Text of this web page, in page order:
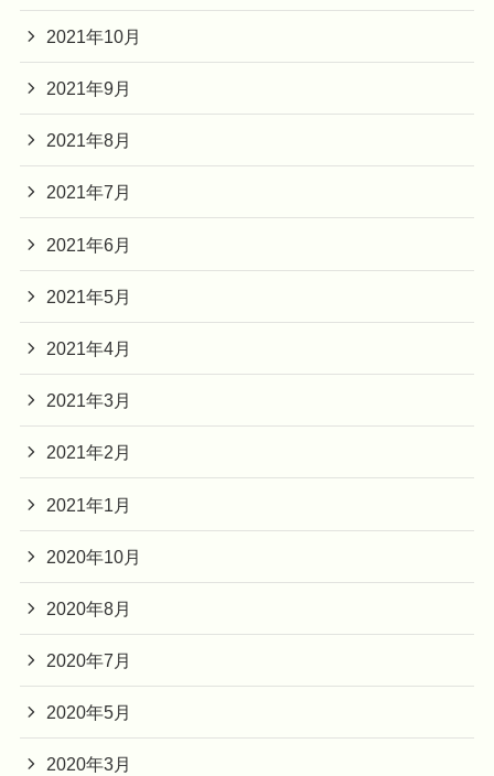
2021年10月
2021年9月
2021年8月
2021年7月
2021年6月
2021年5月
2021年4月
2021年3月
2021年2月
2021年1月
2020年10月
2020年8月
2020年7月
2020年5月
2020年3月